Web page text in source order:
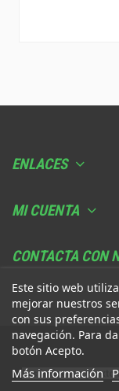
ENLACES
MI CUENTA
CONTACTA CON
Este sitio web
mejorar nuestros
con sus
navegación. Para
botón Acepto.
Más información
Las imágenes y texto